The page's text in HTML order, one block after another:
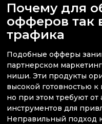
Почему для
офферов так
трафика
Подобные офферы
партнерском
ниши. Эти продукты
высокой готовностью
но при этом требуют
инструментов для
Неправильный подход